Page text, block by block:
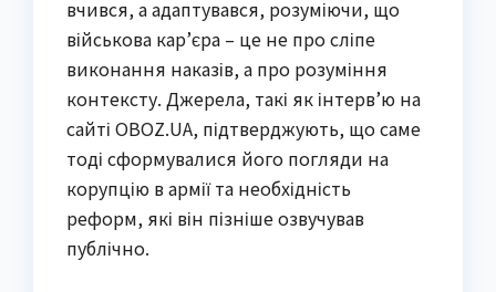
вчився, а адаптувався, розуміючи, що
військова кар’єра – це не про сліпе
виконання наказів, а про розуміння
контексту. Джерела, такі як інтерв’ю на
сайті OBOZ.UA, підтверджують, що саме
тоді сформувалися його погляди на
корупцію в армії та необхідність
реформ, які він пізніше озвучував
публічно.